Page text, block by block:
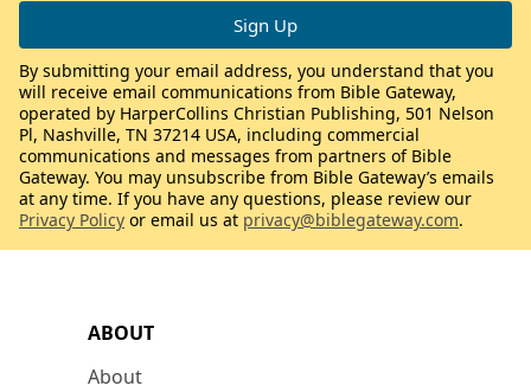
ABOUT
About
By submitting your email address, you understand that you
will receive email communications from Bible Gateway,
operated by HarperCollins Christian Publishing, 501 Nelson
Pl, Nashville, TN 37214 USA, including commercial
communications and messages from partners of Bible
Gateway. You may unsubscribe from Bible Gateway’s emails
at any time. If you have any questions, please review our
Privacy Policy or email us at privacy@biblegateway.com.